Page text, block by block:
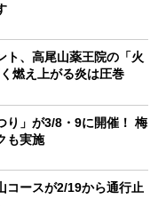
ト、高尾山薬王院の「火
燃え上がる炎は圧巻
り」が3/8・9に開催！ 梅
も実施
コースが2/19から通行止